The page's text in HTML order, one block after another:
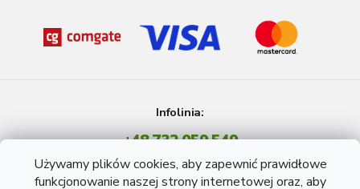
Używamy plików cookies, aby zapewnić prawidłowe
funkcjonowanie naszej strony internetowej oraz, aby
Infolinia:
+48 732 059 549
Pon - Pt: 8 - 15 godź.
info@atreon.pl